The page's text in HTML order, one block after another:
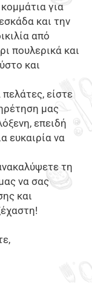
για
και την
από
πουλερικά και
και
είστε
μας
επειδή
ευκαιρία να
τη
να σας
και